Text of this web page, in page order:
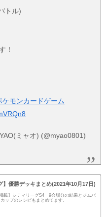
トル)
！
ケモンカードゲーム
ミャオ) (@myao0801)
】優勝デッキまとめ(2021年10月17日)
掲載】シティリーグS4 9会場分の結果とジムバ
ップのレシピもまとめてます。